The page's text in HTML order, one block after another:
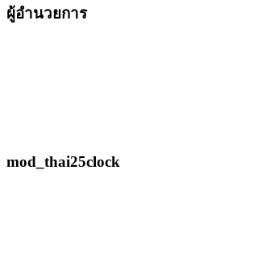
ผู้อำนวยการ
mod_thai25clock